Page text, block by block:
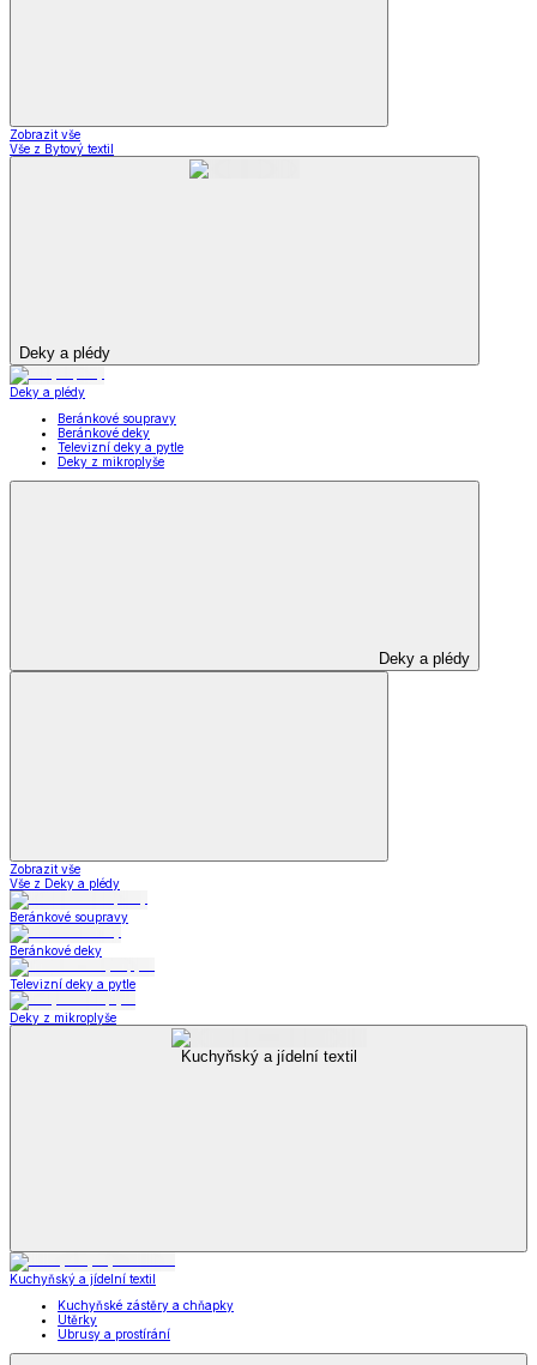
Zobrazit vše
Vše z Bytový textil
Deky a plédy
Deky a plédy
Beránkové soupravy
Beránkové deky
Televizní deky a pytle
Deky z mikroplyše
Deky a plédy
Zobrazit vše
Vše z Deky a plédy
Beránkové soupravy
Beránkové deky
Televizní deky a pytle
Deky z mikroplyše
Kuchyňský a jídelní textil
Kuchyňský a jídelní textil
Kuchyňské zástěry a chňapky
Utěrky
Ubrusy a prostírání